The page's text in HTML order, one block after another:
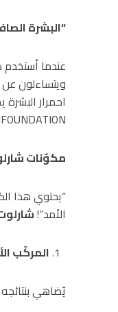
“البشرة
عندما
ويتساءلون
FOUNDATION! مشكلة حبّ الشباب يخفيها كريم FLAWLESS FOUNDATION
مكوّنات
“يحتوي هذا
الأمد”!
المركّب
يُضاهي